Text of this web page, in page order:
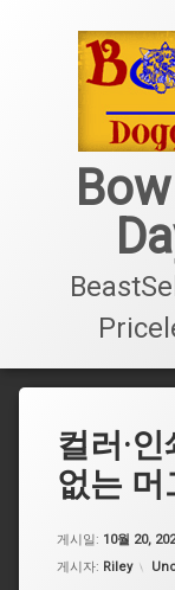
컬러·
없는
게시일: 10월 20,
게시자: Riley 카